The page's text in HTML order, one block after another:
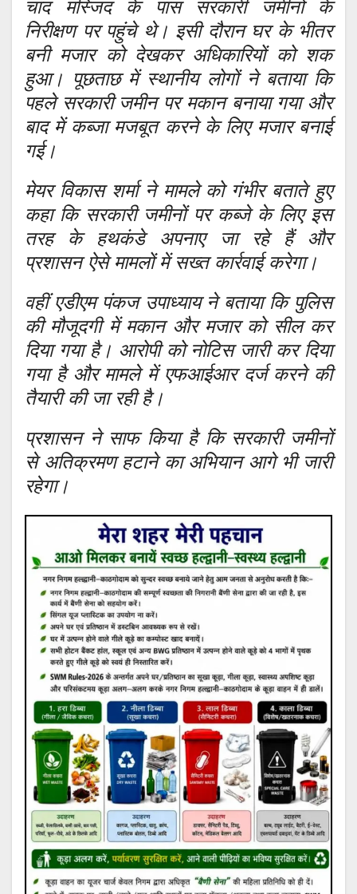
चांद मस्जिद के पास सरकारी जमीनों के
निरीक्षण पर पहुंचे थे। इसी दौरान घर के भीतर
बनी मजार को देखकर अधिकारियों को शक
हुआ। पूछताछ में स्थानीय लोगों ने बताया कि
पहले सरकारी जमीन पर मकान बनाया गया और
बाद में कब्जा मजबूत करने के लिए मजार बनाई
गई।
मेयर विकास शर्मा ने मामले को गंभीर बताते हुए
कहा कि सरकारी जमीनों पर कब्जे के लिए इस
तरह के हथकंडे अपनाए जा रहे हैं और
प्रशासन ऐसे मामलों में सख्त कार्रवाई करेगा।
वहीं एडीएम पंकज उपाध्याय ने बताया कि पुलिस
की मौजूदगी में मकान और मजार को सील कर
दिया गया है। आरोपी को नोटिस जारी कर दिया
गया है और मामले में एफआईआर दर्ज करने की
तैयारी की जा रही है।
प्रशासन ने साफ किया है कि सरकारी जमीनों
से अतिक्रमण हटाने का अभियान आगे भी जारी
रहेगा।